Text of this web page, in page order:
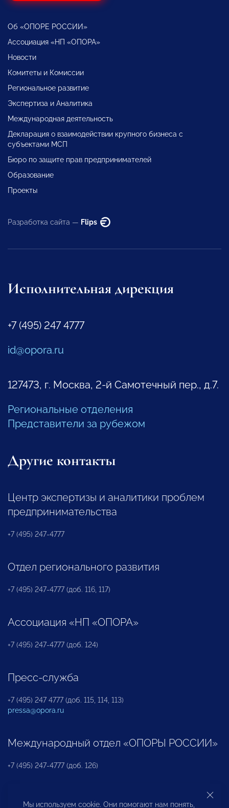
Об «ОПОРЕ РОССИИ»
Ассоциация «НП «ОПОРА»
Новости
Комитеты и Комиссии
Региональное развитие
Экспертиза и Аналитика
Международная деятельность
Декларация о взаимодействии крупного бизнеса с
субъектами МСП
Бюро по защите прав предпринимателей
Образование
Проекты
Разработка сайта — Flips
Исполнительная дирекция
+7 (495) 247 4777
id@opora.ru
127473, г. Москва, 2-й Самотечный пер., д.7.
Региональные отделения
Представители за рубежом
Другие контакты
Центр экспертизы и аналитики проблем
предпринимательства
+7 (495) 247-4777
Отдел регионального развития
+7 (495) 247-4777 (доб. 116, 117)
Ассоциация «НП «ОПОРА»
+7 (495) 247-4777 (доб. 124)
Пресс-служба
+7 (495) 247 4777 (доб. 115, 114, 113)
pressa@opora.ru
Международный отдел «ОПОРЫ РОССИИ»
+7 (495) 247-4777 (доб. 126)
Бюро по защите прав предпринимателей и
Мы используем cookie. Они помогают нам понять,